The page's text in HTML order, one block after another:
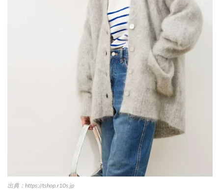
出典：https://tshop.r10s.jp